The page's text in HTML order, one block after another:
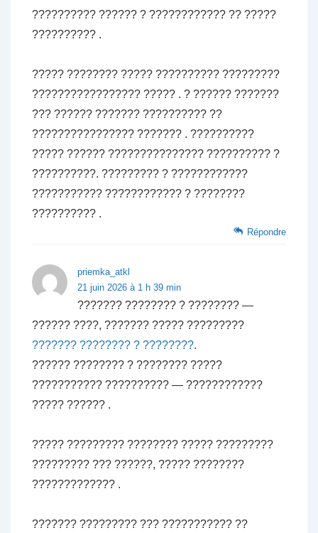
?????????? ?????? ? ???????????? ?? ?????
?????????? .
????? ???????? ????? ?????????? ?????????
????????????????? ????? . ? ?????? ???????
??? ?????? ??????? ?????????? ??
???????????????? ??????? . ??????????
????? ?????? ??????????????? ?????????? ?
??????????. ????????? ? ????????????
??????????? ???????????? ? ????????
?????????? .
Répondre
priemka_atkl
21 juin 2026 à 1 h 39 min
??????? ???????? ? ???????? —
?????? ????, ??????? ????? ?????????
??????? ???????? ? ????????.
?????? ???????? ? ???????? ?????
??????????? ?????????? — ????????????
????? ?????? .
????? ????????? ???????? ????? ?????????
????????? ??? ??????, ????? ????????
????????????? .
??????? ????????? ??? ??????????? ??